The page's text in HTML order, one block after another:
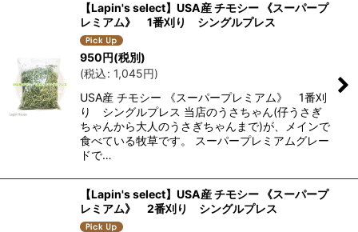
【Lapin's select】USA産 チモシー 《スーパープ
レミアム》 1番刈り シングルプレス
950円(税別)
(税込: 1,045円)
USA産 チモシー 《スーパープレミアム》 1番刈
り シングルプレス 当店のうさちゃん(仔うさぎ
ちゃんから大人のうさぎちゃんまで)が、メインで
食べている牧草です。 スーパープレミアムグレー
ドで…
【Lapin's select】USA産 チモシー 《スーパープ
レミアム》 2番刈り シングルプレス